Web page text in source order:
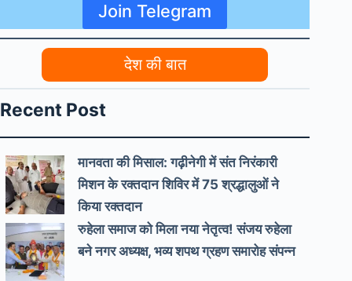
Join Telegram
देश की बात
Recent Post
मानवता की मिसाल: गढ़ीनेगी में संत निरंकारी
मिशन के रक्तदान शिविर में 75 श्रद्धालुओं ने
किया रक्तदान
रुहेला समाज को मिला नया नेतृत्व! संजय रुहेला
बने नगर अध्यक्ष, भव्य शपथ ग्रहण समारोह संपन्न